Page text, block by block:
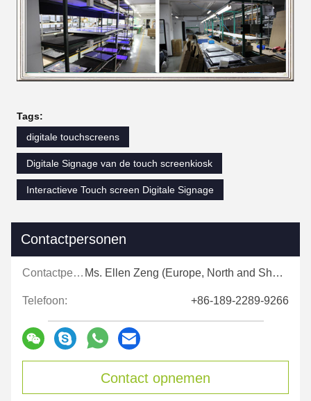
Tags:
digitale touchscreens
Digitale Signage van de touch screenkiosk
Interactieve Touch screen Digitale Signage
Contactpersonen
Contactpersonen: Ms. Ellen Zeng (Europe, North and Shouth America)
Telefoon: +86-189-2289-9266
Contact opnemen